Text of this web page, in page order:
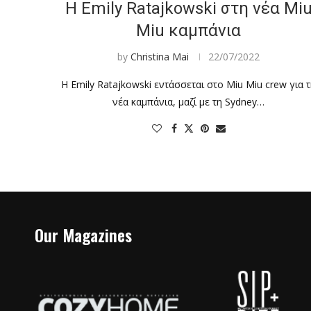
Η Emily Ratajkowski στη νέα
Miu καμπάνια
byChristina Mai 22/07/2022
Η Emily Ratajkowski εντάσσεται στο Miu Miu crew για
νέα καμπάνια, μαζί με τη Sydney…
Our Magazines